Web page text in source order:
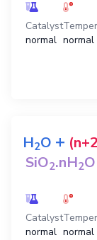
Catalyst
normal normal
H2O +
SiO2.nH2O
Catalyst
normal normal